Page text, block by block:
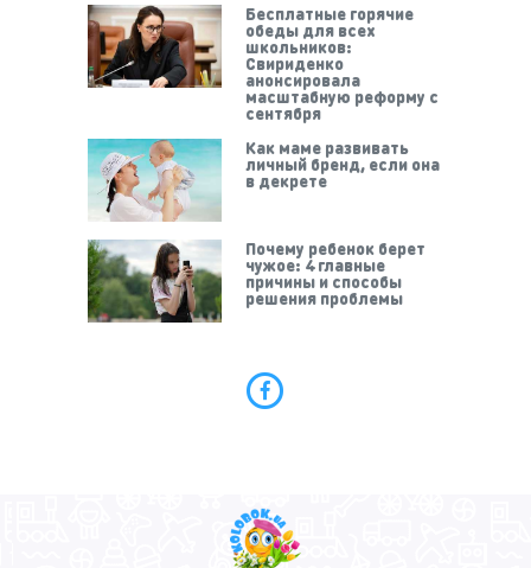
Бесплатные горячие
обеды для всех
школьников:
Свириденко
анонсировала
масштабную реформу с
сентября
Как маме развивать
личный бренд, если она
в декрете
Почему ребенок берет
чужое: 4 главные
причины и способы
решения проблемы